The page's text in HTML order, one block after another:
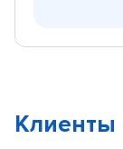
Клиенты